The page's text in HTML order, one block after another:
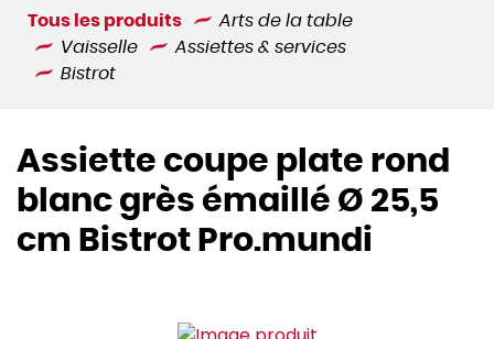
Tous les produits
Arts de la table
Vaisselle
Assiettes & services
Bistrot
Assiette coupe plate rond
blanc grès émaillé Ø 25,5
cm Bistrot Pro.mundi